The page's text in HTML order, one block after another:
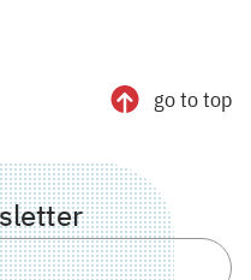
go to top